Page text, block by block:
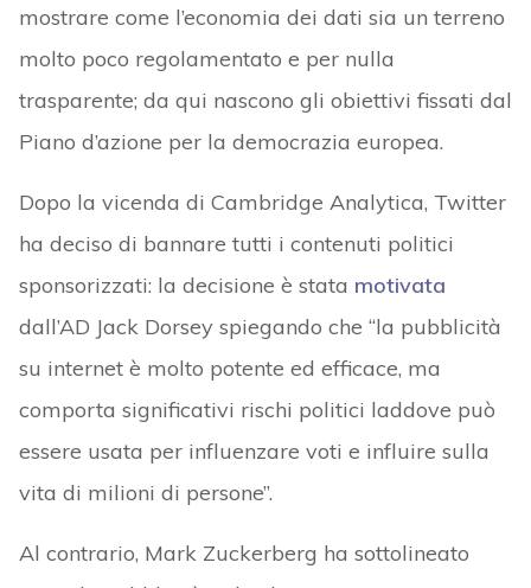
mostrare come l’economia dei dati sia un terreno
molto poco regolamentato e per nulla
trasparente; da qui nascono gli obiettivi fissati dal
Piano d’azione per la democrazia europea.
Dopo la vicenda di Cambridge Analytica, Twitter
ha deciso di bannare tutti i contenuti politici
sponsorizzati: la decisione è stata motivata
dall’AD Jack Dorsey spiegando che “la pubblicità
su internet è molto potente ed efficace, ma
comporta significativi rischi politici laddove può
essere usata per influenzare voti e influire sulla
vita di milioni di persone”.
Al contrario, Mark Zuckerberg ha sottolineato